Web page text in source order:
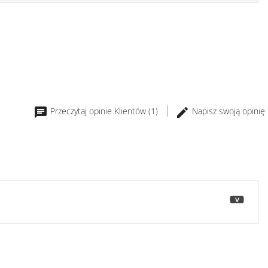
Przeczytaj opinie Klientów (1) Napisz swoją opinię
>